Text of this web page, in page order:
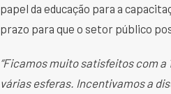
papel da educação para a
prazo para que o setor público
“Ficamos muito satisfeitos com
várias esferas. Incentivamos a